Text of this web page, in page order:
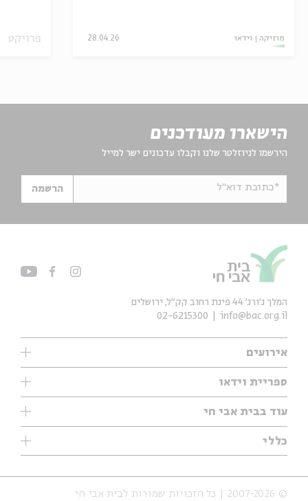
מוזיקה וידאו 28.04.26 פרויקט
הישארו מעודכנים
הירשמו לניוזלטר שלנו וקבלו עדכונים ישר למייל
*כתובת דוא"ל הרשמה
אירועים
עיון
אנגלית
נוער
סדרות
אירועי עבר
ספריית וידאו
ילדים
מוזיקה
עיון
מיוחדים
עוד בבית אבי חי
תערוכות
מיוחדים
כללי
אודות
הצהרת נגישות
המלך ג'ורג' 44 פינת רחוב קק״ל, ירושלים
info@bac.org.il
02-6215300
© 2007-2026 | כל הזכויות שמורות לבית אבי חי